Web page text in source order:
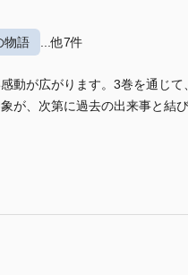
物語 ...他7件
動が広がります。3巻を通じ
が、次第に過去の出来事と結